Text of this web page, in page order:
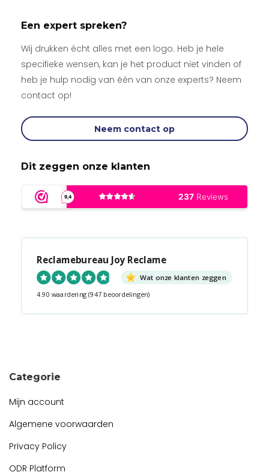
Een expert spreken?
Wij drukken écht alles met een logo. Heb je hele
specifieke wensen, kan je het product niet vinden of
heb je hulp nodig van één van onze experts? Neem
contact op!
Neem contact op
Dit zeggen onze klanten
Reclamebureau Joy Reclame
Wat onze klanten zeggen
4.90 waardering (947 beoordelingen)
Categorie
Mijn account
Algemene voorwaarden
Privacy Policy
ODR Platform